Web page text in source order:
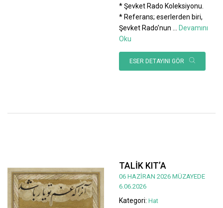
* Şevket Rado Koleksiyonu.
* Referans; eserlerden biri,
Şevket Rado’nun
Devamını
Oku
ESER DETAYINI GÖR
TALİK KIT’A
06 HAZİRAN 2026 MÜZAYEDE
6.06.2026
Kategori: Hat